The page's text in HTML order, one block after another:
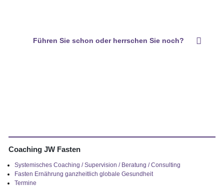
Führen Sie schon oder herrschen Sie noch?
Coaching JW Fasten
Systemisches Coaching / Supervision / Beratung / Consulting
Fasten Ernährung ganzheitlich globale Gesundheit
Termine